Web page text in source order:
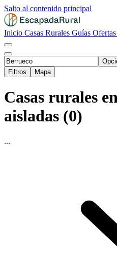
Salto al contenido principal
Inicio Casas Rurales Guías Ofertas
Filtros
Mapa
Casas rurales
aisladas (0)
...